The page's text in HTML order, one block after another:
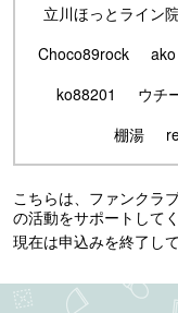
立川ほっとライン
Choco89rock
ako
ko88201
ウチ
棚湯
こちらは、ファンクラ
の活動をサポートして
現在は申込みを終了し